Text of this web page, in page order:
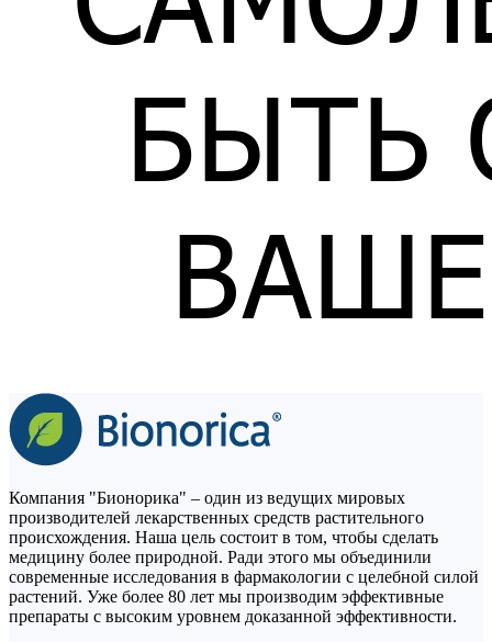
Компания "Бионорика" – один из ведущих мировых
производителей лекарственных средств растительного
происхождения. Наша цель состоит в том, чтобы сделать
медицину более природной. Ради этого мы объединили
современные исследования в фармакологии с целебной силой
растений. Уже более 80 лет мы производим эффективные
препараты с высоким уровнем доказанной эффективности.